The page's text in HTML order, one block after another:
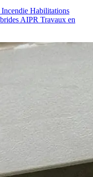
Incendie Habilitations
AIPR Travaux en